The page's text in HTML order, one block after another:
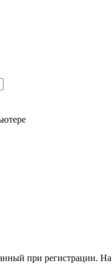
при регистрации.